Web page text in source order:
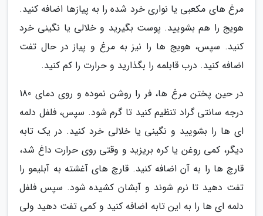
مرغ های مکعبی یا نواری خرد شده را به پیازها اضافه کنید.
هویج را هم بشویید. پوست بگیرید و خلالی یا نگینی خرد
کنید. سپس، هویج ها را نیز به مرغ و پیاز در حال تفت
اضافه کنید. درب قابلمه را بگذارید و حرارت را کم کنید.
در حین پختن مرغ ها، فر را روشن نموده و روی دمای 180
درجه سانتی گراد تنظیم کنید تا گرم شود. سپس، فلفل دلمه
ای ها را بشویید و نگینی یا خلالی خرد کنید. در یک تابه
دیگر، کمی روغن یا کره بریزید و وقتی روی حرارت داغ شد،
قارچ ها را به آن اضافه کنید. قارچ های آغشته به آبلیمو را
تفت دهید تا نرم شوند و آبشان کشیده شود. سپس فلفل
دلمه ای ها را به این تابه اضافه کنید و کمی تفت دهید ولی